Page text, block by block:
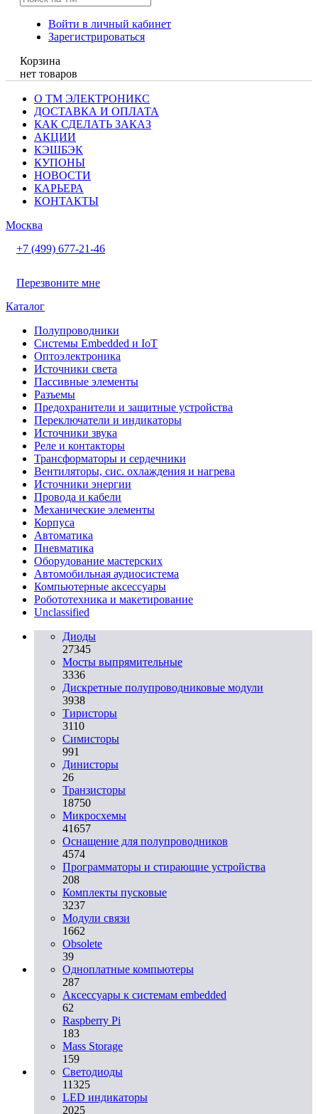
Войти в личный кабинет
Зарегистрироваться
Корзина
нет товаров
О ТМ ЭЛЕКТРОНИКС
ДОСТАВКА И ОПЛАТА
КАК СДЕЛАТЬ ЗАКАЗ
АКЦИИ
КЭШБЭК
КУПОНЫ
НОВОСТИ
КАРЬЕРА
КОНТАКТЫ
Москва
+7 (499) 677-21-46
Перезвоните мне
Каталог
Полупроводники
Системы Embedded и IoT
Oптоэлектроника
Источники света
Пассивные элементы
Разъeмы
Предохранители и защитные устройства
Переключатели и индикаторы
Источники звука
Реле и контакторы
Трансформаторы и сердечники
Вентиляторы, сис. охлаждения и нагрева
Источники энергии
Провода и кабели
Механические элементы
Корпуса
Автоматика
Пневматика
Оборудование мастерских
Автомобильная аудиосистема
Компьютерные аксессуары
Робототехника и макетирование
Unclassified
Диоды
27345
Мосты выпрямительные
3336
Дискретные полупроводниковые модули
3938
Тиристоры
3110
Симисторы
991
Динисторы
26
Транзисторы
18750
Микросхемы
41657
Оснащение для полупроводников
4574
Программаторы и стирающие устройства
208
Комплекты пусковые
3237
Модули связи
1662
Obsolete
39
Одноплатные компьютеры
287
Аксессуары к системам embedded
62
Raspberry Pi
183
Mass Storage
159
Светодиоды
11325
LED индикаторы
2025